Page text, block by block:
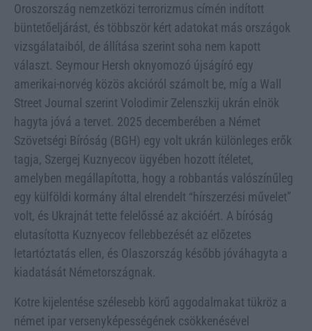
Oroszország nemzetközi terrorizmus címén indított
büntetőeljárást, és többször kért adatokat más országok
vizsgálataiból, de állítása szerint soha nem kapott
választ. Seymour Hersh oknyomozó újságíró egy
amerikai-norvég közös akcióról számolt be, míg a Wall
Street Journal szerint Volodimir Zelenszkij ukrán elnök
hagyta jóvá a tervet. 2025 decemberében a Német
Szövetségi Bíróság (BGH) egy volt ukrán különleges erők
tagja, Szergej Kuznyecov ügyében hozott ítéletet,
amelyben megállapította, hogy a robbantás valószínűleg
egy külföldi kormány által elrendelt “hírszerzési művelet”
volt, és Ukrajnát tette felelőssé az akcióért. A bíróság
elutasította Kuznyecov fellebbezését az előzetes
letartóztatás ellen, és Olaszország később jóváhagyta a
kiadatását Németországnak.
Kotre kijelentése szélesebb körű aggodalmakat tükröz a
német ipar versenyképességének csökkenésével